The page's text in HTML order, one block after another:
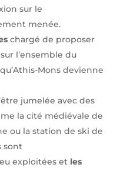
sur le
menée.
chargé de proposer
l’ensemble du
Mons devienne
jumelée avec des
la cité médiévale de
ou la station de ski de
sont
exploitées et les